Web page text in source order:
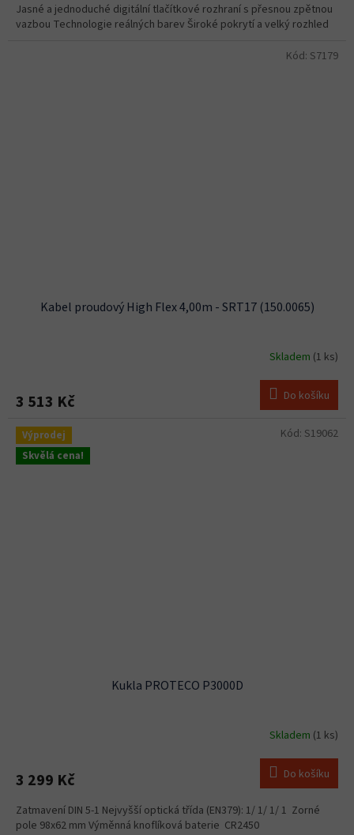
Jasné a jednoduché digitální tlačítkové rozhraní s přesnou zpětnou
vazbou Technologie reálných barev Široké pokrytí a velký rozhled
Kabel proudový High Flex 4,00m - SRT17 (150.0065)
Skladem (1 ks)
3 513 Kč Do košíku
Kód: S7179
Výprodej
Skvělá cena!
Kukla PROTECO P3000D
Skladem (1 ks)
3 299 Kč Do košíku
Zatmavení DIN 5-1 Nejvyšší optická třída (EN379): 1/ 1/ 1/ 1 Zorné
pole 98x62 mm Výměnná knoflíková baterie CR2450
Kód: S19062